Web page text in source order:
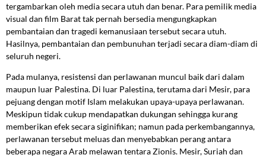
tergambarkan oleh media secara utuh dan benar. Para pemilik media
visual dan film Barat tak pernah bersedia mengungkapkan
pembantaian dan tragedi kemanusiaan tersebut secara utuh.
Hasilnya, pembantaian dan pembunuhan terjadi secara diam-diam di
seluruh negeri.
Pada mulanya, resistensi dan perlawanan muncul baik dari dalam
maupun luar Palestina. Di luar Palestina, terutama dari Mesir, para
pejuang dengan motif Islam melakukan upaya-upaya perlawanan.
Meskipun tidak cukup mendapatkan dukungan sehingga kurang
memberikan efek secara siginifikan; namun pada perkembangannya,
perlawanan tersebut meluas dan menyebabkan perang antara
beberapa negara Arab melawan tentara Zionis. Mesir, Suriah dan